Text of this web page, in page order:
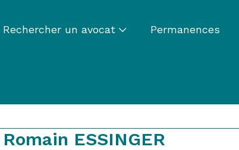
Rechercher un avocat Permanences
Romain ESSINGER